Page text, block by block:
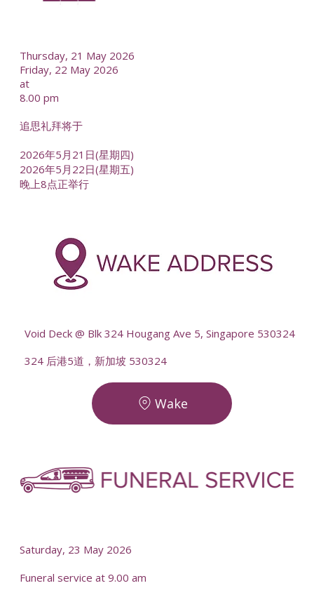
Thursday, 21 May 2026
Friday, 22 May 2026
at
8.00 pm
追思礼拜将于
2026年5月21日(星期四)
2026年5月22日(星期五)
晚上8点正举行
Void Deck @ Blk 324 Hougang Ave 5, Singapore 530324
324 后港5道，新加坡 530324
Wake
Saturday, 23 May 2026
Funeral service at 9.00 am